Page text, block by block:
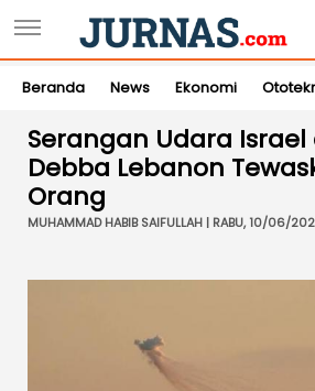
Beranda News Ekonomi
Serangan Udara Israel
Debba Lebanon
Orang
MUHAMMAD HABIB SAIFULLAH | RABU, 10/06/